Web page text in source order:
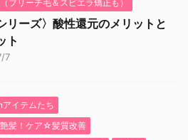
ブリーチ毛＆スピエラ矯正も）
リーズ〉酸性還元のメリットと
ト
7
イテムたち
艶髪！ケア☆髪質改善